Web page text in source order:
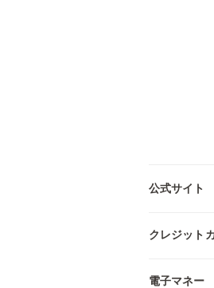
公式サイト
クレジット
電子マネー